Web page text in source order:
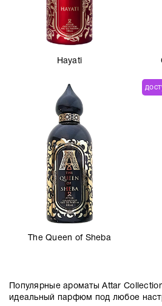
Hayati
The Queen of Sheba
Популярные ароматыAttar
идеальный парфюм под любое